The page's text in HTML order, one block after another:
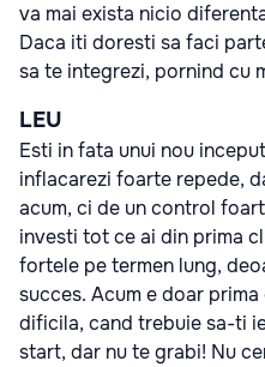
va mai exista nicio
Daca iti doresti sa faci
sa te integrezi, pornind cu
LEU
Esti in fata unui nou
inflacarezi foarte repede,
acum, ci de un control
investi tot ce ai din prima
fortele pe termen lung,
succes. Acum e doar
dificila, cand trebuie sa-ti
start, dar nu te grabi! Nu